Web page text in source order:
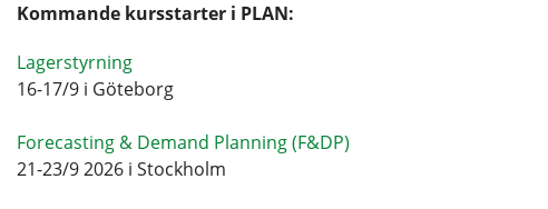
Kommande kursstarter i PLAN:
Lagerstyrning
16-17/9 i Göteborg
Forecasting & Demand Planning (F&DP)
21-23/9 2026 i Stockholm